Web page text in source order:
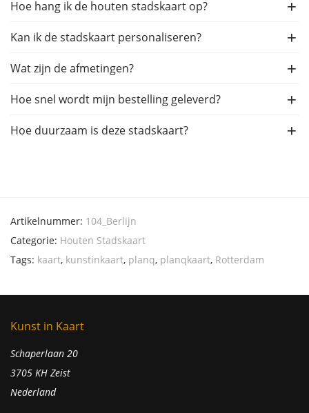
Hoe hang ik de houten stadskaart op?
Kan ik de stadskaart personaliseren?
Wat zijn de afmetingen?
Hoe snel wordt mijn bestelling geleverd?
Hoe duurzaam is deze stadskaart?
Artikelnummer: 104_Berlijn
Categorie: Houten Stadskaart
Tags: kaart, kunstinkaart, planq, planqkaart, Rotterdam
Kunst in Kaart
Schaperlaan 20
3705 KH Zeist
Nederland